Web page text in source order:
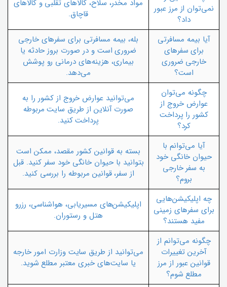
نمی‌توان از مرز عبور
داد؟
مواد مخدر، سلاح، کالاهای تقلبی و کالاهای
قاچاق.
آیا بیمه مسافرتی
برای سفرهای
خارجی ضروری
است؟
بله، بیمه مسافرتی برای سفرهای خارجی
ضروری است و در صورت بروز حادثه یا
بیماری، هزینه‌های درمانی رو پوشش
می‌دهد.
چگونه می‌توان
عوارض خروج از
کشور را پرداخت
کرد؟
می‌توانید عوارض خروج از کشور را به
صورت آنلاین از طریق سایت مربوطه
پرداخت کنید.
آیا می‌توانم با
حیوان خانگی خود
به سفر خارجی
بروم؟
بسته به قوانین کشور مقصد، ممکن است
بتوانید با حیوان خانگی خود سفر کنید. قبل
از سفر، قوانین مربوطه را بررسی کنید.
چه اپلیکیشن‌هایی
برای سفرهای زمینی
مفید هستند؟
اپلیکیشن‌های مسیریابی، هواشناسی، رزرو
هتل و رستوران.
چگونه می‌توانم از
آخرین تغییرات
قوانین عبور از مرز
مطلع شوم؟
می‌توانید از طریق سایت وزارت امور خارجه
یا سایت‌های خبری معتبر مطلع شوید.